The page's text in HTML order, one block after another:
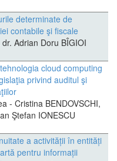
determinate de
contabile şi fiscale
Adrian Doru BÎGIOI
cloud computing
privind auditul şi
- Cristina BENDOVSCHI,
Ştefan IONESCU
a activității în entități
pentru informații